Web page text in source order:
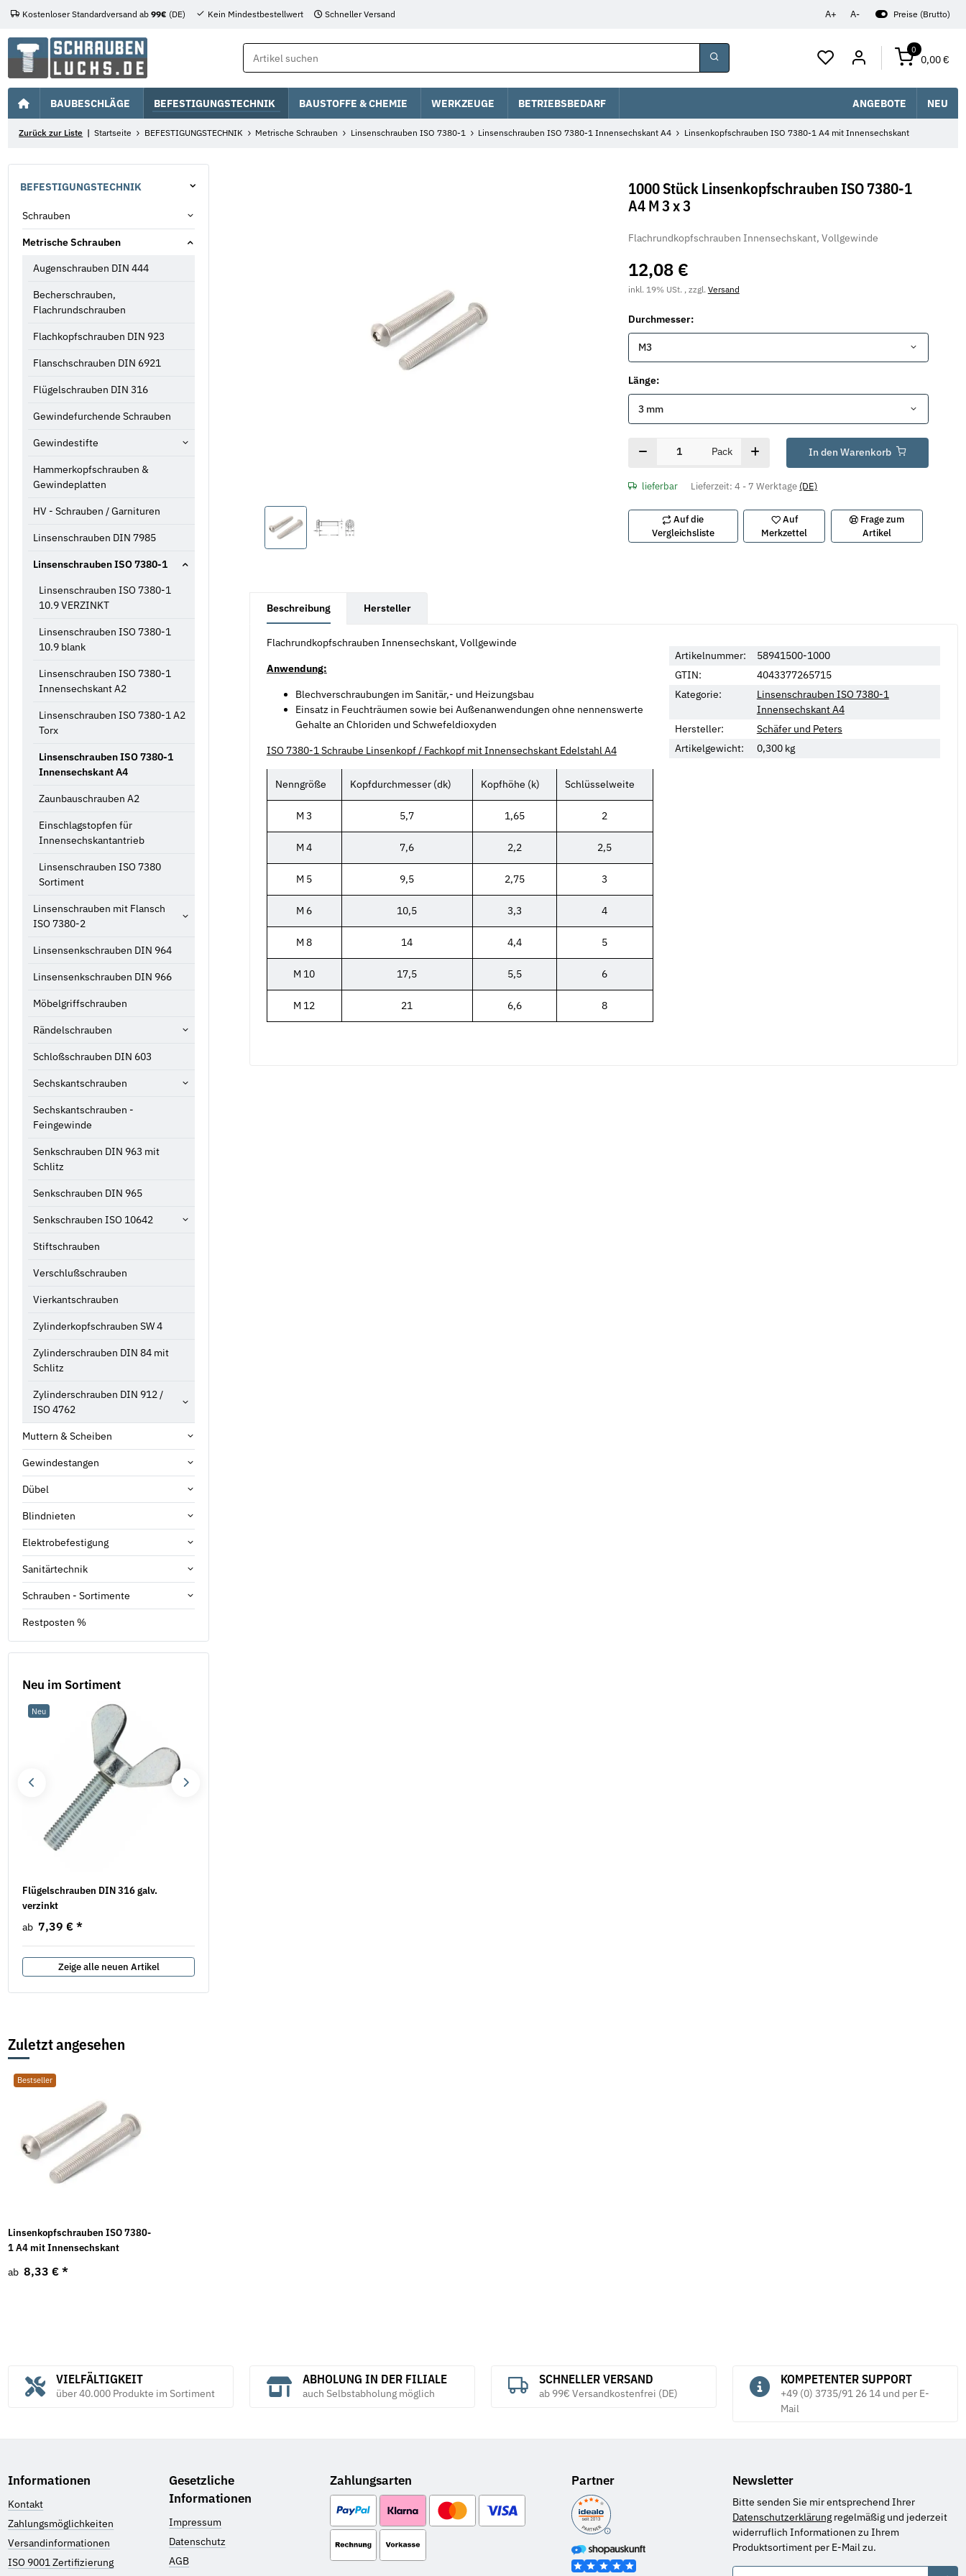
A+ A- Preise (Brutto)
Kostenloser Standardversand ab 99€ (DE) Kein Mindestbestellwert Schneller Versand
0
0,00 €
BAUBESCHLÄGE BEFESTIGUNGSTECHNIK BAUSTOFFE & CHEMIE WERKZEUGE BETRIEBSBEDARF ANGEBOTE NEU
Zurück zur Liste Startseite BEFESTIGUNGSTECHNIK Metrische Schrauben Linsenschrauben ISO 7380-1 Linsenschrauben ISO 7380-1 Innensechskant A4 Linsenkopfschrauben ISO 7380-1 A4 mit Innensechskant
1000 Stück Linsenkopfschrauben ISO 7380-1
A4 M 3 x 3
Flachrundkopfschrauben Innensechskant, Vollgewinde
12,08 €
inkl. 19% USt. , zzgl. Versand
Durchmesser:
M3
Länge:
3 mm
Pack In den Warenkorb
lieferbar Lieferzeit:4 - 7 Werktage (DE)
Auf die
Vergleichsliste
Auf
Merkzettel
Frage zum
Artikel
Beschreibung Hersteller
Flachrundkopfschrauben Innensechskant, Vollgewinde
Anwendung:
Blechverschraubungen im Sanitär,- und Heizungsbau
Einsatz in Feuchträumen sowie bei Außenanwendungen ohne nennenswerte
Gehalte an Chloriden und Schwefeldioxyden
ISO 7380-1 Schraube Linsenkopf / Fachkopf mit Innensechskant Edelstahl A4
Nenngröße Kopfdurchmesser (dk) Kopfhöhe (k) Schlüsselweite
M 3 5,7 1,65 2
M 4 7,6 2,2 2,5
M 5 9,5 2,75 3
M 6 10,5 3,3 4
M 8 14 4,4 5
M 10 17,5 5,5 6
M 12 21 6,6 8
Artikelnummer:
58941500-1000
GTIN:
4043377265715
Kategorie:
Linsenschrauben ISO 7380-1
Innensechskant A4
Hersteller:
Schäfer und Peters
Artikelgewicht:
0,300 kg
BEFESTIGUNGSTECHNIK
Schrauben
Metrische Schrauben
Augenschrauben DIN 444
Becherschrauben,
Flachrundschrauben
Flachkopfschrauben DIN 923
Flanschschrauben DIN 6921
Flügelschrauben DIN 316
Gewindefurchende Schrauben
Gewindestifte
Hammerkopfschrauben &
Gewindeplatten
HV - Schrauben / Garnituren
Linsenschrauben DIN 7985
Linsenschrauben ISO 7380-1
Linsenschrauben ISO 7380-1
10.9 VERZINKT
Linsenschrauben ISO 7380-1
10.9 blank
Linsenschrauben ISO 7380-1
Innensechskant A2
Linsenschrauben ISO 7380-1 A2
Torx
Linsenschrauben ISO 7380-1
Innensechskant A4
Zaunbauschrauben A2
Einschlagstopfen für
Innensechskantantrieb
Linsenschrauben ISO 7380
Sortiment
Linsenschrauben mit Flansch
ISO 7380-2
Linsensenkschrauben DIN 964
Linsensenkschrauben DIN 966
Möbelgriffschrauben
Rändelschrauben
Schloßschrauben DIN 603
Sechskantschrauben
Sechskantschrauben -
Feingewinde
Senkschrauben DIN 963 mit
Schlitz
Senkschrauben DIN 965
Senkschrauben ISO 10642
Stiftschrauben
Verschlußschrauben
Vierkantschrauben
Zylinderkopfschrauben SW 4
Zylinderschrauben DIN 84 mit
Schlitz
Zylinderschrauben DIN 912 /
ISO 4762
Muttern & Scheiben
Gewindestangen
Dübel
Blindnieten
Elektrobefestigung
Sanitärtechnik
Schrauben - Sortimente
Restposten %
Neu im Sortiment
Neu
Flügelschrauben DIN 316 galv.
verzinkt
ab 7,39 € *
Zeige alle neuen Artikel
Zuletzt angesehen
Bestseller
Linsenkopfschrauben ISO 7380-
1 A4 mit Innensechskant
ab 8,33 € *
VIELFÄLTIGKEIT
über 40.000 Produkte im Sortiment
ABHOLUNG IN DER FILIALE
auch Selbstabholung möglich
SCHNELLER VERSAND
ab 99€ Versandkostenfrei (DE)
KOMPETENTER SUPPORT
+49 (0) 3735/91 26 14 und per E-
Mail
Informationen
Kontakt
Zahlungsmöglichkeiten
Versandinformationen
ISO 9001 Zertifizierung
Gesetzliche
Informationen
Impressum
Datenschutz
AGB
Zahlungsarten Partner Newsletter
Bitte senden Sie mir entsprechend Ihrer
Datenschutzerklärung regelmäßig und jederzeit
widerruflich Informationen zu Ihrem
Produktsortiment per E-Mail zu.